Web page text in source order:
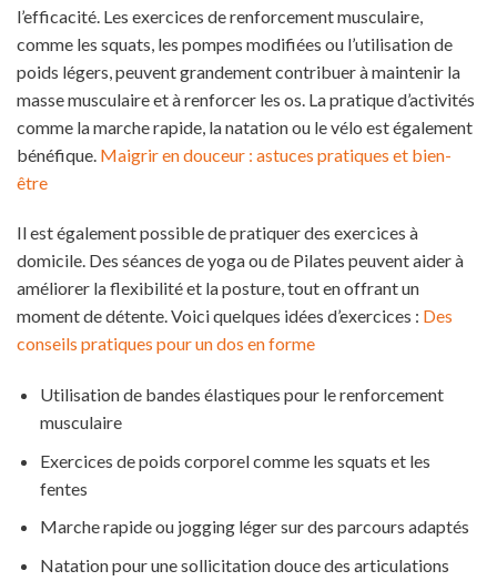
l’efficacité. Les exercices de renforcement musculaire,
comme les squats, les pompes modifiées ou l’utilisation de
poids légers, peuvent grandement contribuer à maintenir la
masse musculaire et à renforcer les os. La pratique d’activités
comme la marche rapide, la natation ou le vélo est également
bénéfique. Maigrir en douceur : astuces pratiques et bien-
être
Il est également possible de pratiquer des exercices à
domicile. Des séances de yoga ou de Pilates peuvent aider à
améliorer la flexibilité et la posture, tout en offrant un
moment de détente. Voici quelques idées d’exercices : Des
conseils pratiques pour un dos en forme
Utilisation de bandes élastiques pour le renforcement
musculaire
Exercices de poids corporel comme les squats et les
fentes
Marche rapide ou jogging léger sur des parcours adaptés
Natation pour une sollicitation douce des articulations